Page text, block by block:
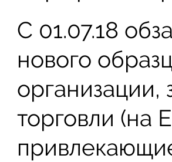
С 01.07.18
нового
организации,
торговли (на